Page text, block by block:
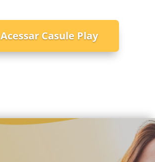
Acessar Casule Play